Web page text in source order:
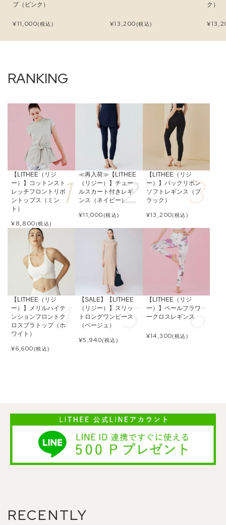
プ（ピンク）
¥11,000(税込) ¥13,200(税込)
ク）
¥
【LITHEE（リジ
ー）】コットンスト
レッチフロントリボ
ントップス（ミン
ト）
¥8,800(税込)
≪再入荷≫【LITHEE
（リジー）】チュー
ルスカート付きレギ
ンス（ネイビー）
¥11,000(税込)
【LITHEE（リジ
ー）】バックリボン
ソフトレギンス（ブ
ラック）
¥13,200(税込)
【LITHEE（リジ
ー）】メリルハイテ
ンションフロントク
ロスブラトップ（ホ
ワイト）
¥6,600(税込)
【SALE】【LITHEE
（リジー）】スリッ
トロングワンピース
（ベージュ）
¥5,940(税込)
【LITHEE（リジ
ー）】ペールフラワ
ークロスレギンス
¥14,300(税込)
RECENTLY